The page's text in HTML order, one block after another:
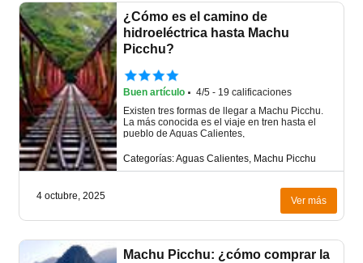
¿Cómo es el camino de
hidroeléctrica hasta Machu
Picchu?
Buen artículo ·4/5 - 19 calificaciones
Existen tres formas de llegar a Machu Picchu.
La más conocida es el viaje en tren hasta el
pueblo de Aguas Calientes,
Categorías: Aguas Calientes, Machu Picchu
4 octubre, 2025 Ver más
Machu Picchu: ¿cómo comprar la